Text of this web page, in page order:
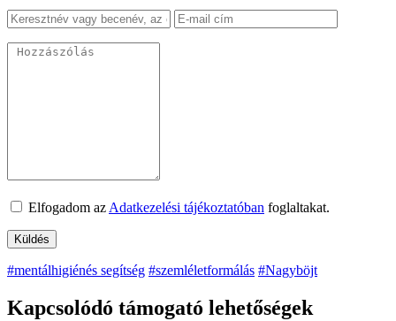
Elfogadom az Adatkezelési tájékoztatóban foglaltakat.
#mentálhigiénés segítség #szemléletformálás #Nagyböjt
Kapcsolódó támogató lehetőségek